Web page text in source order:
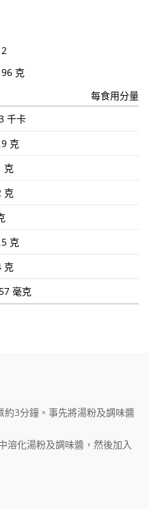
2
96 克
每食用分量
千卡
克
克
克
克
克
毫克
3分鐘。事先將湯粉及調味醬
溶化湯粉及調味醬，然後加入